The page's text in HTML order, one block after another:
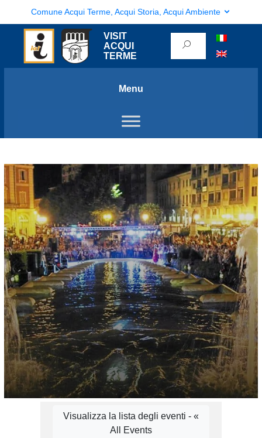
Comune Acqui Terme, Acqui Storia, Acqui Ambiente
VISIT
ACQUI
TERME
Menu
Visualizza la lista degli eventi - «
All Events